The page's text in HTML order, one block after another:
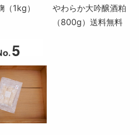
（1kg）
やわらか大吟醸酒粕
（800g）送料無料